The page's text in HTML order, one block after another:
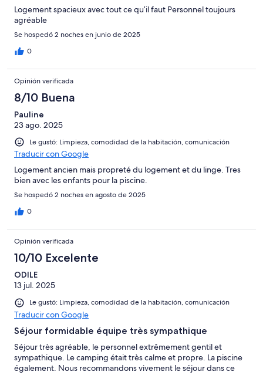
Logement spacieux avec tout ce qu’il faut Personnel toujours
agréable
Se hospedó 2 noches en junio de 2025
0
Opinión verificada
8/10 Buena
Pauline
23 ago. 2025
Le gustó: Limpieza, comodidad de la habitación, comunicación
Traducir con Google
Logement ancien mais propreté du logement et du linge. Tres
bien avec les enfants pour la piscine.
Se hospedó 2 noches en agosto de 2025
0
Opinión verificada
10/10 Excelente
ODILE
13 jul. 2025
Le gustó: Limpieza, comodidad de la habitación, comunicación
Traducir con Google
Séjour formidable équipe très sympathique
Séjour très agréable, le personnel extrêmement gentil et
sympathique. Le camping était très calme et propre. La piscine
également. Nous recommandons vivement le séjour dans ce